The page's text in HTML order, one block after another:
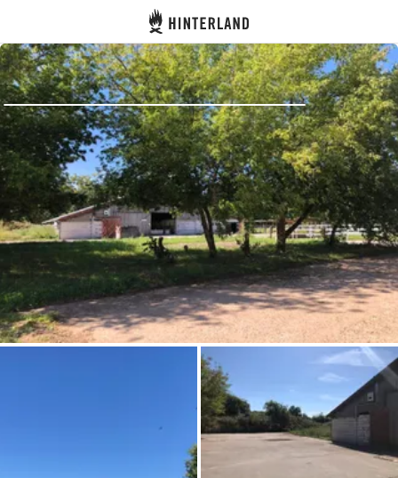
Hinterland
Se connecter
Créer un compte
Devenir hôte·sse
Emplacements
Hébergements
Demande à Howdy